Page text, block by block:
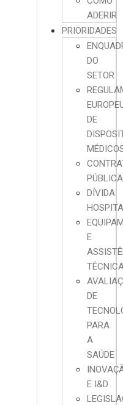
ADERIR
PRIORIDADES
DO
SETOR
DE
PÚBLICA
DÍVIDA
E
DE
PARA
A
SAÚDE
E I&D